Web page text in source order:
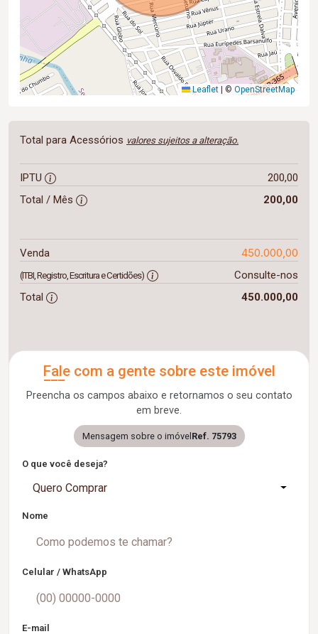
Leaflet | © OpenStreetMap
Total para Acessórios valores sujeitos a alteração.
IPTU
200,00
Total / Mês
200,00
Venda 450.000,00
(ITBI, Registro, Escritura e Certidões)
Consulte-nos
Total
450.000,00
Fale com a gente sobre este imóvel
Preencha os campos abaixo e retornamos o seu contato
em breve.
Mensagem sobre o imóvelRef. 75793
O que você deseja?
Quero Comprar
Nome
Celular / WhatsApp
E-mail